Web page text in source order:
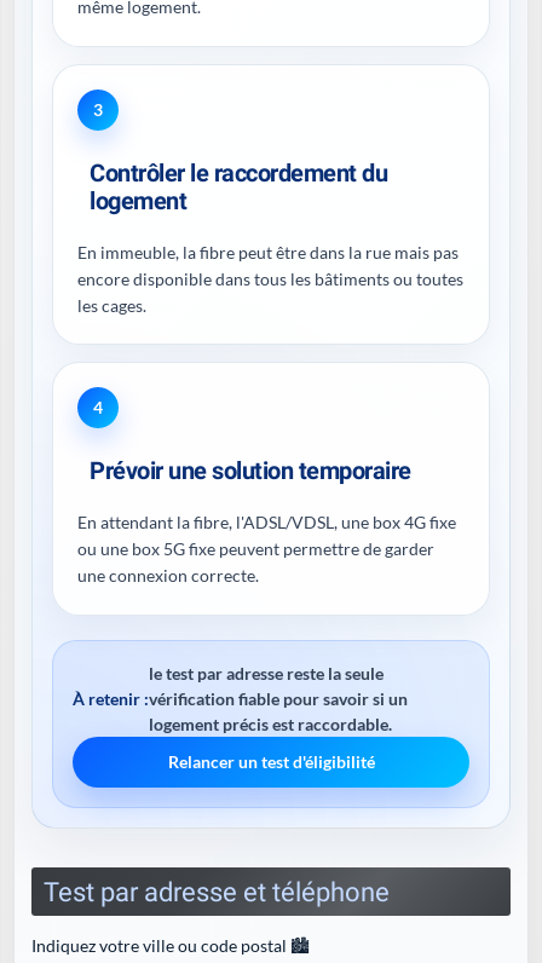
même logement.
3
Contrôler le raccordement du
logement
En immeuble, la fibre peut être dans la rue mais pas
encore disponible dans tous les bâtiments ou toutes
les cages.
4
Prévoir une solution temporaire
En attendant la fibre, l'ADSL/VDSL, une box 4G fixe
ou une box 5G fixe peuvent permettre de garder
une connexion correcte.
À retenir :
le test par adresse reste la seule
vérification fiable pour savoir si un
logement précis est raccordable.
Relancer un test d'éligibilité
Test par adresse et téléphone
Indiquez votre ville ou code postal 🏙️